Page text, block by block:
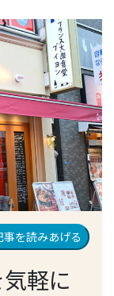
事を読みあげる
軽に